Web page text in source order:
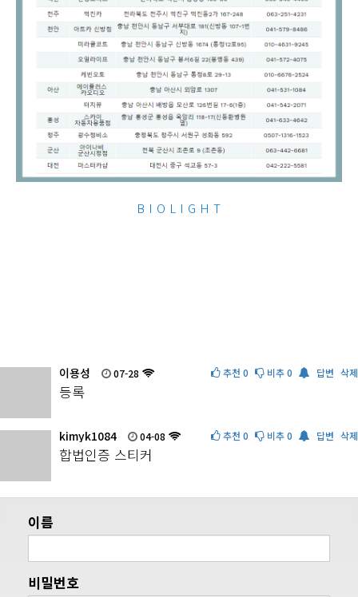
B I O L I G H T
이용성 07-28 추천 0 비추0 답변 삭제
등록
kimyk1084 04-08 추천 0 비추0 답변 삭제
합법인증 스티커
이름
비밀번호